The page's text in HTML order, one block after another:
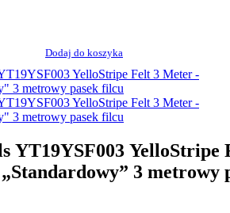
Dodaj do koszyka
YT19YSF003 YelloStripe
3 metrowy